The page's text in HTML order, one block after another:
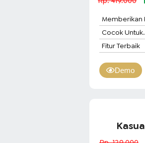
Memberikan
Cocok
Fitur Terbaik
Demo